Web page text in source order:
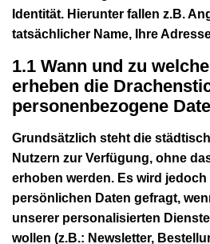
Identität. Hierunter fallen z.B.
tatsächlicher Name, Ihre
1.1 Wann und zu
erheben die
personenbezogene
Grundsätzlich steht die
Nutzern zur Verfügung, ohne
erhoben werden. Es wird jedoch
persönlichen Daten gefragt,
unserer personalisierten
wollen (z.B.: Newsletter,